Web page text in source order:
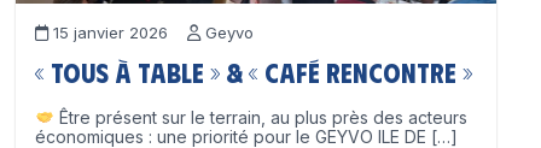
15 janvier 2026 Geyvo
« Tous à table » & « Café Rencontre »
Être présent sur le terrain, au plus près des acteurs
économiques : une priorité pour le GEYVO ILE DE […]